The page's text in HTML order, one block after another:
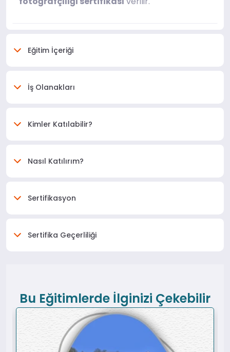
Eğitim İçeriği
İş Olanakları
Kimler Katılabilir?
Nasıl Katılırım?
Sertifikasyon
Sertifika Geçerliliği
Bu Eğitimlerde İlginizi Çekebilir